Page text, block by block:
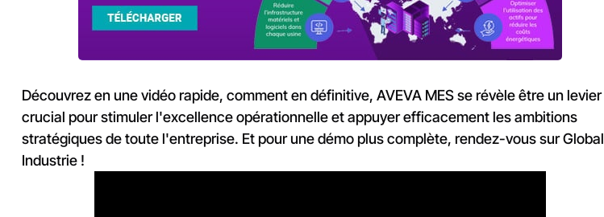
Découvrez en une vidéo rapide, comment en définitive, AVEVA MES se révèle être un levier
crucial pour stimuler l'excellence opérationnelle et appuyer efficacement les ambitions
stratégiques de toute l'entreprise. Et pour une démo plus complète, rendez-vous sur Global
Industrie !